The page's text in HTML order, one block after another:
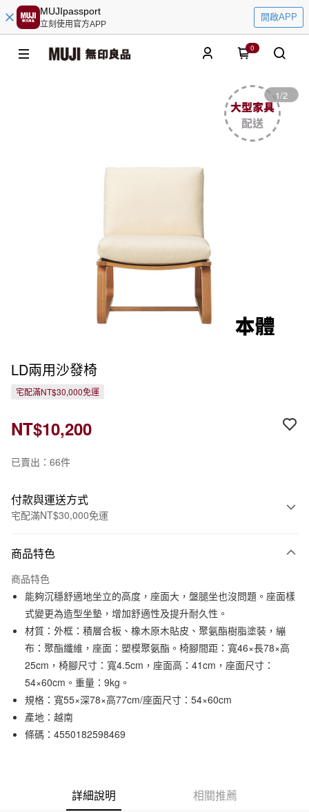
MUJIpassport
立刻使用官方APP
開啟APP
0
1/2
LD兩用沙發椅
宅配滿NT$30,000免運
NT$10,200
已賣出：66件
付款與運送方式
宅配滿NT$30,000免運
信用卡一次付款
信用卡分期付款
3 期 0 利率 每期 NT$3,400
合作金庫商業銀行
第一商業銀行
華南商業銀行
彰化商業銀行
上海商業儲蓄銀行
台北富邦商業銀行
臺灣中小企業銀行
匯豐（台灣）商業銀行
華泰商業銀行
聯邦商業銀行
元大商業銀行
LINE Pay
Apple Pay
街口支付
悠遊付
滿 NT$30,000 (含以上) 免運費
商品特色
商品特色
能夠沉穩舒適地坐立的高度，座面大，盤腿坐也沒問題。座面樣
式變更為造型坐墊，增加舒適性及提升耐久性。
材質：外框：積層合板、橡木原木貼皮、聚氨酯樹脂塗裝，繃
布：聚酯纖維，座面：塑模聚氨酯。椅腳間距：寬46×長78×高
25cm，椅腳尺寸：寬4.5cm，座面高：41cm，座面尺寸：
54×60cm。重量：9kg。
規格：寬55×深78×高77cm/座面尺寸：54×60cm
產地：越南
條碼：4550182598469
詳細說明 相關推薦